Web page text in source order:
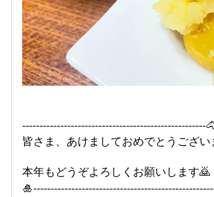
-----------------------------------------------------
皆さま、あけましておめでとうござい
本年もどうぞよろしくお願いします🙇